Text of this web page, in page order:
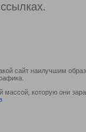
сайт наилучшим
которую они